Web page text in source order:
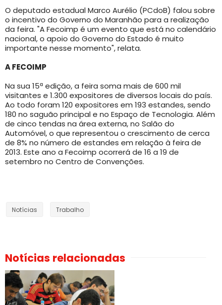
O deputado estadual Marco Aurélio (PCdoB) falou sobre
o incentivo do Governo do Maranhão para a realização
da feira. "A Fecoimp é um evento que está no calendário
nacional, o apoio do Governo do Estado é muito
importante nesse momento", relata.
A FECOIMP
Na sua 15ª edição, a feira soma mais de 600 mil
visitantes e 1.300 expositores de diversos locais do país.
Ao todo foram 120 expositores em 193 estandes, sendo
180 no saguão principal e no Espaço de Tecnologia. Além
de cinco tendas na área externa, no Salão do
Automóvel, o que representou o crescimento de cerca
de 8% no número de estandes em relação à feira de
2013. Este ano a Fecoimp ocorrerá de 16 a 19 de
setembro no Centro de Convenções.
Notícias Trabalho
Notícias relacionadas